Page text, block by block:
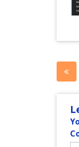
Post